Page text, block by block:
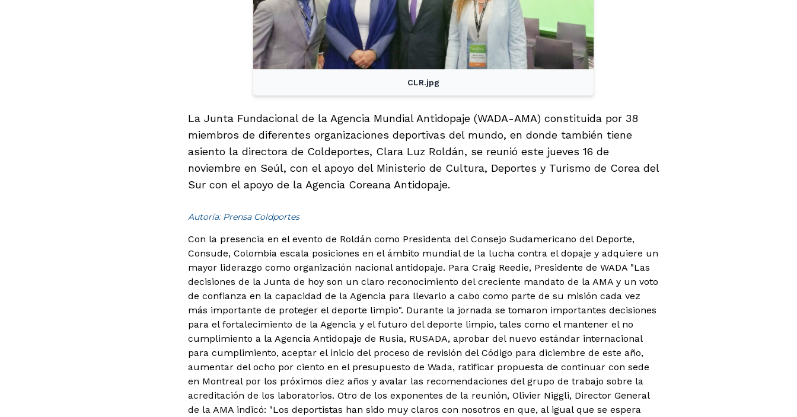
CLR.jpg
La Junta Fundacional de la Agencia Mundial Antidopaje (WADA-AMA) constituida por 38
miembros de diferentes organizaciones deportivas del mundo, en donde también tiene
asiento la directora de Coldeportes, Clara Luz Roldán, se reunió este jueves 16 de
noviembre en Seúl, con el apoyo del Ministerio de Cultura, Deportes y Turismo de Corea del
Sur con el apoyo de la Agencia Coreana Antidopaje.
Autoría: Prensa Coldportes
Con la presencia en el evento de Roldán como Presidenta del Consejo Sudamericano del Deporte,
Consude, Colombia escala posiciones en el ámbito mundial de la lucha contra el dopaje y adquiere un
mayor liderazgo como organización nacional antidopaje. Para Craig Reedie, Presidente de WADA "Las
decisiones de la Junta de hoy son un claro reconocimiento del creciente mandato de la AMA y un voto
de confianza en la capacidad de la Agencia para llevarlo a cabo como parte de su misión cada vez
más importante de proteger el deporte limpio". Durante la jornada se tomaron importantes decisiones
para el fortalecimiento de la Agencia y el futuro del deporte limpio, tales como el mantener el no
cumplimiento a la Agencia Antidopaje de Rusia, RUSADA, aprobar del nuevo estándar internacional
para cumplimiento, aceptar el inicio del proceso de revisión del Código para diciembre de este año,
aumentar del ocho por ciento en el presupuesto de Wada, ratificar propuesta de continuar con sede
en Montreal por los próximos diez años y avalar las recomendaciones del grupo de trabajo sobre la
acreditación de los laboratorios. Otro de los exponentes de la reunión, Olivier Niggli, Director General
de la AMA indicó: "Los deportistas han sido muy claros con nosotros en que, al igual que se espera